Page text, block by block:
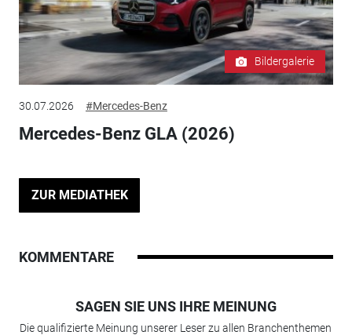
Bildergalerie
30.07.2026 #Mercedes-Benz
Mercedes-Benz GLA (2026)
ZUR MEDIATHEK
KOMMENTARE
SAGEN SIE UNS IHRE MEINUNG
Die qualifizierte Meinung unserer Leser zu allen Branchenthemen